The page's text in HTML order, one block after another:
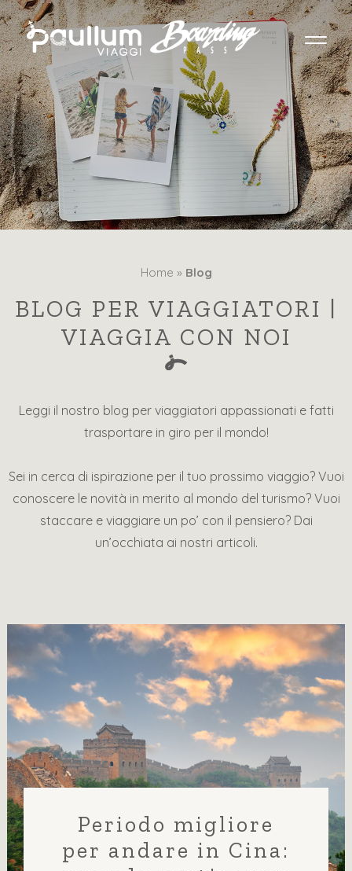
Home » Blog
BLOG PER VIAGGIATORI |
VIAGGIA CON NOI
Leggi il nostro blog per viaggiatori appassionati e fatti
trasportare in giro per il mondo!
Sei in cerca di ispirazione per il tuo prossimo viaggio? Vuoi
conoscere le novità in merito al mondo del turismo? Vuoi
staccare e viaggiare un po’ con il pensiero? Dai
un’occhiata ai nostri articoli.
Periodo migliore
per andare in Cina: